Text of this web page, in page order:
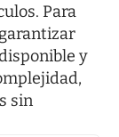
Para
y
sin